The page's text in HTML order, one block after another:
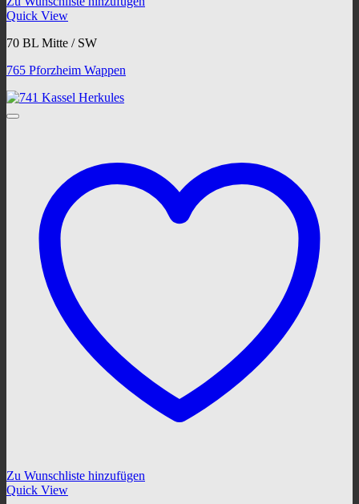
Quick View
70 BL Mitte / SW
765 Pforzheim Wappen
Zu Wunschliste hinzufügen
Quick View